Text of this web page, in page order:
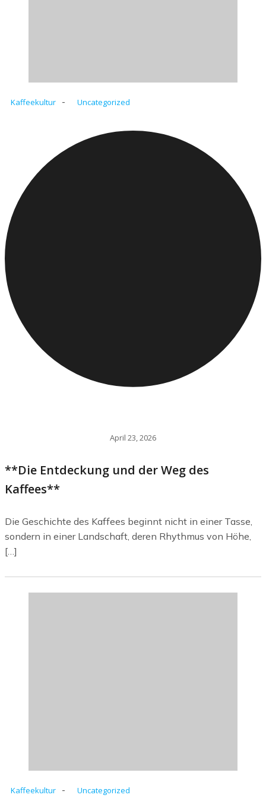
Kaffeekultur - Uncategorized
April 23, 2026
**Die Entdeckung und der Weg des
Kaffees**
Die Geschichte des Kaffees beginnt nicht in einer Tasse,
sondern in einer Landschaft, deren Rhythmus von Höhe,
[…]
Kaffeekultur - Uncategorized